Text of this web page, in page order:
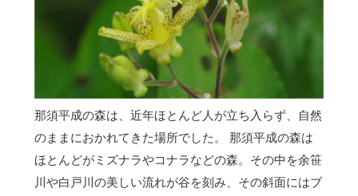
那須平成の森は、近年ほとんど人が立ち入らず、自然
のままにおかれてきた場所でした。 那須平成の森は
ほとんどがミズナラやコナラなどの森。その中を余笹
川や白戸川の美しい流れが谷を刻み、その斜面にはブ